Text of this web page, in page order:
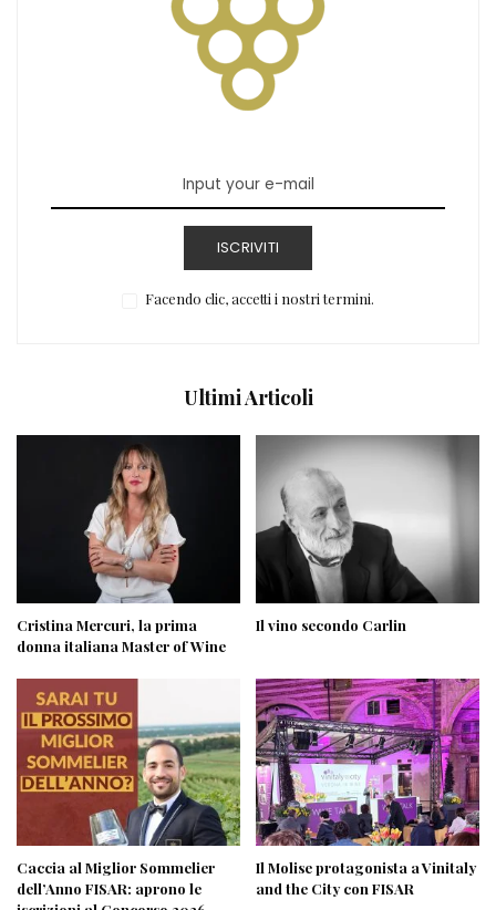
ISCRIVITI
Facendo clic, accetti i nostri termini.
Ultimi Articoli
Cristina Mercuri, la prima
donna italiana Master of Wine
Il vino secondo Carlin
Caccia al Miglior Sommelier
dell’Anno FISAR: aprono le
Il Molise protagonista a Vinitaly
and the City con FISAR